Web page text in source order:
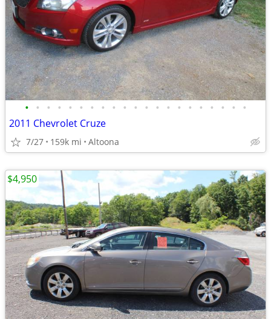
• • • • • • • • • • • • • • • • • • • • •
2011 Chevrolet Cruze
7/27 159k mi Altoona
$4,950